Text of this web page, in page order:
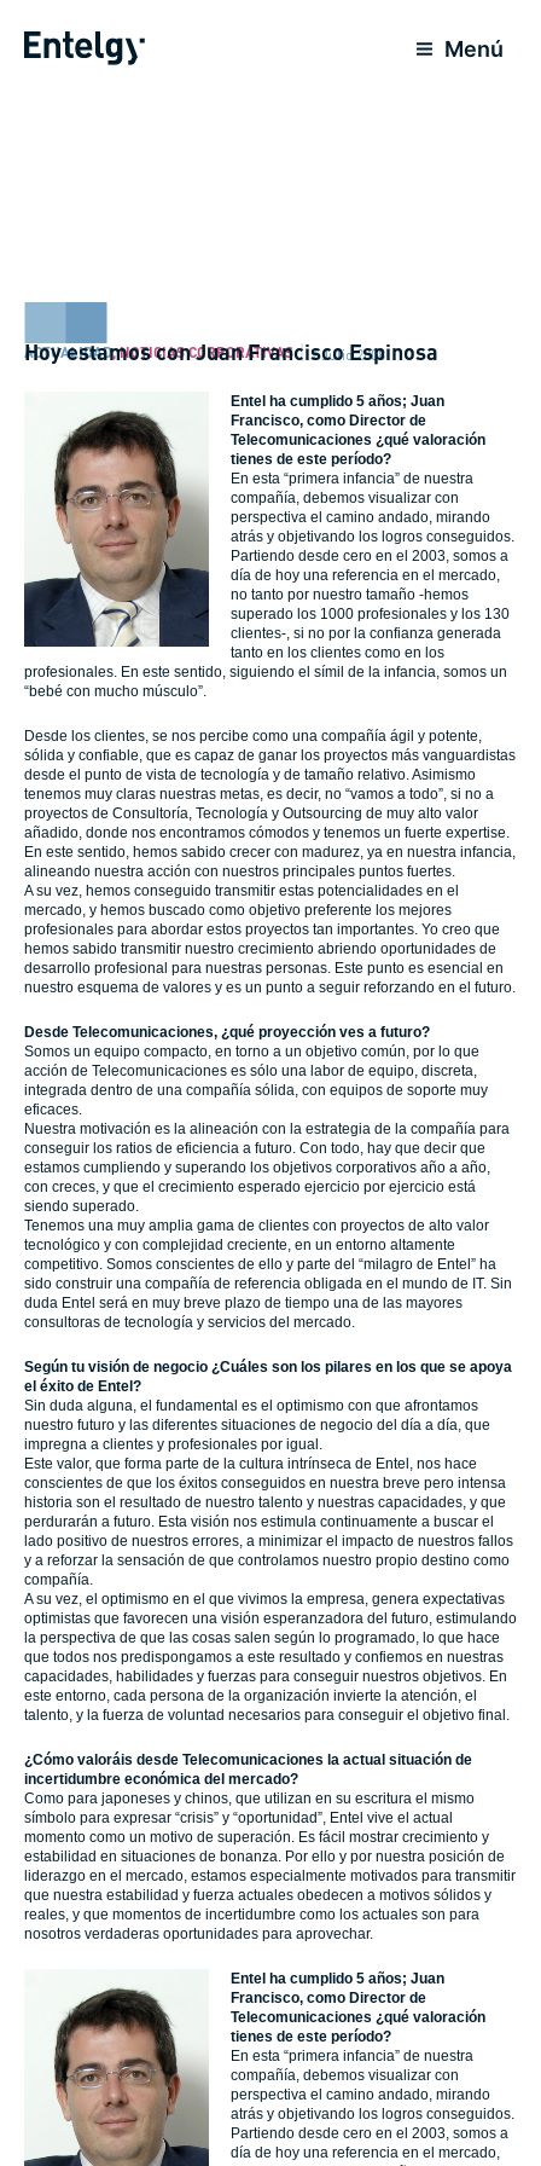
Menú
ACTUALIDAD,NOTICIAS CORPORATIVAS 9 Julio 2008
Hoy estamos con Juan Francisco Espinosa
Entel ha cumplido 5 años; Juan
Francisco, como Director de
Telecomunicaciones ¿qué valoración
tienes de este período?
En esta “primera infancia” de nuestra
compañía, debemos visualizar con
perspectiva el camino andado, mirando
atrás y objetivando los logros conseguidos.
Partiendo desde cero en el 2003, somos a
día de hoy una referencia en el mercado,
no tanto por nuestro tamaño -hemos
superado los 1000 profesionales y los 130
clientes-, si no por la confianza generada
tanto en los clientes como en los
profesionales. En este sentido, siguiendo el símil de la infancia, somos un
“bebé con mucho músculo”.
Desde los clientes, se nos percibe como una compañía ágil y potente,
sólida y confiable, que es capaz de ganar los proyectos más vanguardistas
desde el punto de vista de tecnología y de tamaño relativo. Asimismo
tenemos muy claras nuestras metas, es decir, no “vamos a todo”, si no a
proyectos de Consultoría, Tecnología y Outsourcing de muy alto valor
añadido, donde nos encontramos cómodos y tenemos un fuerte expertise.
En este sentido, hemos sabido crecer con madurez, ya en nuestra infancia,
alineando nuestra acción con nuestros principales puntos fuertes.
A su vez, hemos conseguido transmitir estas potencialidades en el
mercado, y hemos buscado como objetivo preferente los mejores
profesionales para abordar estos proyectos tan importantes. Yo creo que
hemos sabido transmitir nuestro crecimiento abriendo oportunidades de
desarrollo profesional para nuestras personas. Este punto es esencial en
nuestro esquema de valores y es un punto a seguir reforzando en el futuro.
Desde Telecomunicaciones, ¿qué proyección ves a futuro?
Somos un equipo compacto, en torno a un objetivo común, por lo que
acción de Telecomunicaciones es sólo una labor de equipo, discreta,
integrada dentro de una compañía sólida, con equipos de soporte muy
eficaces.
Nuestra motivación es la alineación con la estrategia de la compañía para
conseguir los ratios de eficiencia a futuro. Con todo, hay que decir que
estamos cumpliendo y superando los objetivos corporativos año a año,
con creces, y que el crecimiento esperado ejercicio por ejercicio está
siendo superado.
Tenemos una muy amplia gama de clientes con proyectos de alto valor
tecnológico y con complejidad creciente, en un entorno altamente
competitivo. Somos conscientes de ello y parte del “milagro de Entel” ha
sido construir una compañía de referencia obligada en el mundo de IT. Sin
duda Entel será en muy breve plazo de tiempo una de las mayores
consultoras de tecnología y servicios del mercado.
Según tu visión de negocio ¿Cuáles son los pilares en los que se apoya
el éxito de Entel?
Sin duda alguna, el fundamental es el optimismo con que afrontamos
nuestro futuro y las diferentes situaciones de negocio del día a día, que
impregna a clientes y profesionales por igual.
Este valor, que forma parte de la cultura intrínseca de Entel, nos hace
conscientes de que los éxitos conseguidos en nuestra breve pero intensa
historia son el resultado de nuestro talento y nuestras capacidades, y que
perdurarán a futuro. Esta visión nos estimula continuamente a buscar el
lado positivo de nuestros errores, a minimizar el impacto de nuestros fallos
y a reforzar la sensación de que controlamos nuestro propio destino como
compañía.
A su vez, el optimismo en el que vivimos la empresa, genera expectativas
optimistas que favorecen una visión esperanzadora del futuro, estimulando
la perspectiva de que las cosas salen según lo programado, lo que hace
que todos nos predispongamos a este resultado y confiemos en nuestras
capacidades, habilidades y fuerzas para conseguir nuestros objetivos. En
este entorno, cada persona de la organización invierte la atención, el
talento, y la fuerza de voluntad necesarios para conseguir el objetivo final.
¿Cómo valoráis desde Telecomunicaciones la actual situación de
incertidumbre económica del mercado?
Como para japoneses y chinos, que utilizan en su escritura el mismo
símbolo para expresar “crisis” y “oportunidad”, Entel vive el actual
momento como un motivo de superación. Es fácil mostrar crecimiento y
estabilidad en situaciones de bonanza. Por ello y por nuestra posición de
liderazgo en el mercado, estamos especialmente motivados para transmitir
que nuestra estabilidad y fuerza actuales obedecen a motivos sólidos y
reales, y que momentos de incertidumbre como los actuales son para
nosotros verdaderas oportunidades para aprovechar.
Entel ha cumplido 5 años; Juan
Francisco, como Director de
Telecomunicaciones ¿qué valoración
tienes de este período?
En esta “primera infancia” de nuestra
compañía, debemos visualizar con
perspectiva el camino andado, mirando
atrás y objetivando los logros conseguidos.
Partiendo desde cero en el 2003, somos a
día de hoy una referencia en el mercado,